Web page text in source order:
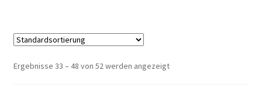
Ergebnisse 33 – 48 von 52 werden angezeigt